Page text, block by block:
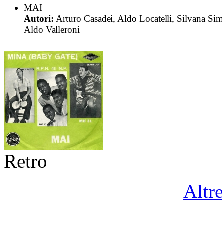
MAI
Autori: Arturo Casadei, Aldo Locatelli, Silvana
Aldo Valleroni
Retro